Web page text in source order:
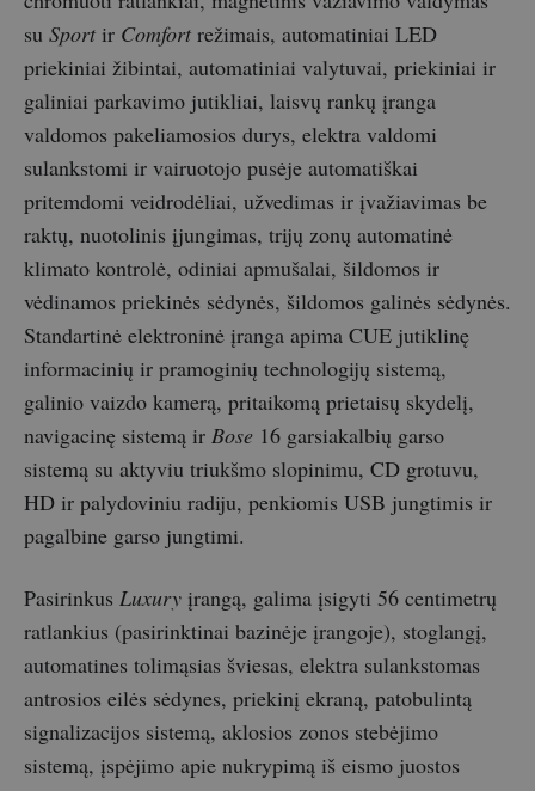
su Sport ir Comfort režimais, automatiniai LED
priekiniai žibintai, automatiniai valytuvai, priekiniai ir
galiniai parkavimo jutikliai, laisvų rankų įranga
valdomos pakeliamosios durys, elektra valdomi
sulankstomi ir vairuotojo pusėje automatiškai
pritemdomi veidrodėliai, užvedimas ir įvažiavimas be
raktų, nuotolinis įjungimas, trijų zonų automatinė
klimato kontrolė, odiniai apmušalai, šildomos ir
vėdinamos priekinės sėdynės, šildomos galinės sėdynės.
Standartinė elektroninė įranga apima CUE jutiklinę
informacinių ir pramoginių technologijų sistemą,
galinio vaizdo kamerą, pritaikomą prietaisų skydelį,
navigacinę sistemą ir Bose 16 garsiakalbių garso
sistemą su aktyviu triukšmo slopinimu, CD grotuvu,
HD ir palydoviniu radiju, penkiomis USB jungtimis ir
pagalbine garso jungtimi.
Pasirinkus Luxury įrangą, galima įsigyti 56 centimetrų
ratlankius (pasirinktinai bazinėje įrangoje), stoglangį,
automatines tolimąsias šviesas, elektra sulankstomas
antrosios eilės sėdynes, priekinį ekraną, patobulintą
signalizacijos sistemą, aklosios zonos stebėjimo
sistemą, įspėjimo apie nukrypimą iš eismo juostos